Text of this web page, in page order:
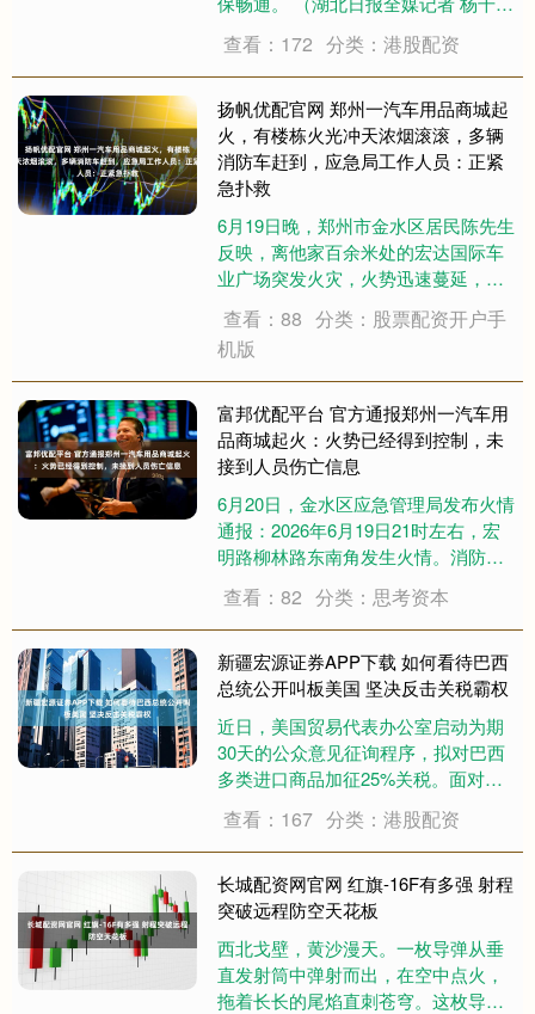
轮梅雨强攻武汉。湖北日报全媒记者
在武汉三镇蹚水采访，看到一个个忙
碌的身影，他们用平凡朴实....
查看：172 分类：港股配资
扬帆优配官网 郑州一汽车用品商城起
火，有楼栋火光冲天浓烟滚滚，多辆
消防车赶到，应急局工作人员：正紧
急扑救
6月19日晚，郑州市金水区居民陈先生
反映，离他家百余米处的宏达国际车
业广场突发火灾，火势迅速蔓延，商
场有一处4层楼栋几乎全烧着了，多辆
消防车赶到现场扑救。 受访者供图 陈
先生介绍，19日晚8时51分左右，他在
家中听到有人在楼下大喊“着火了”....
查看：88 分类：股票配资开户手
机版
富邦优配平台 官方通报郑州一汽车用
品商城起火：火势已经得到控制，未
接到人员伤亡信息
6月20日，金水区应急管理局发布火情
通报：2026年6月19日21时左右，宏
明路柳林路东南角发生火情。消防部
查火灾原因。 目前，火势已经得到控
制，未接到人员伤亡信息，有关情况
正在进一步核查。 （金水发布）....
查看：82 分类：思考资本
新疆宏源证券APP下载 如何看待巴西
总统公开叫板美国 坚决反击关税霸权
近日，美国贸易代表办公室启动为期
30天的公众意见征询程序，拟对巴西
多类进口商品加征25%关税。面对这
称，如果美国不买，巴西就将商品卖
给别人；如果美国不想在巴西投资，
该国就另寻合作伙伴。 要理解卢拉为
何如此愤怒....
查看：167 分类：港股配资
长城配资网官网 红旗-16F有多强 射程
突破远程防空天花板
西北戈壁，黄沙漫天。一枚导弹从垂
直发射筒中弹射而出，在空中点火，
拖着长长的尾焰直刺苍穹。这枚导弹